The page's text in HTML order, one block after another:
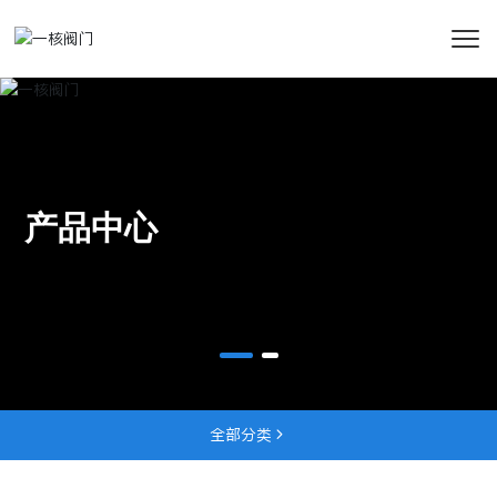
产品中心
全部分类 